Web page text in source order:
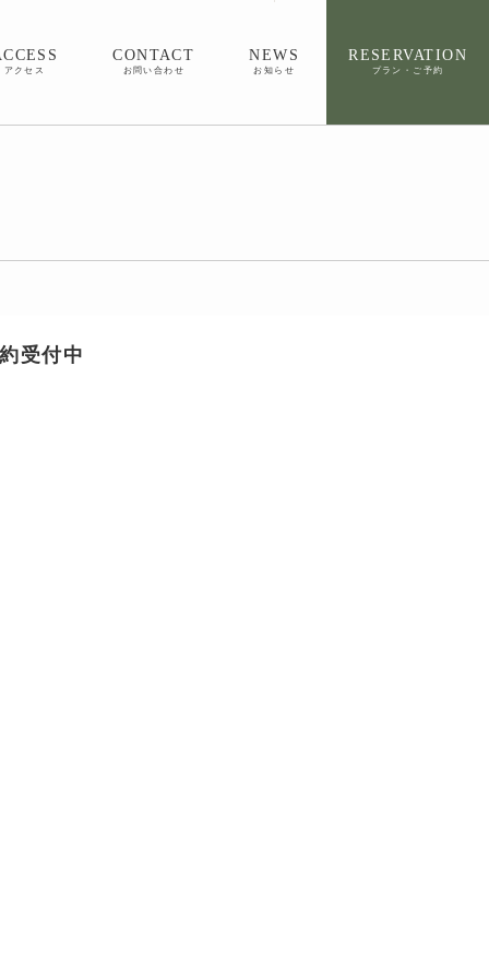
アクセス
CONTACT
お問い合わせ
NEWS
お知らせ
RESERVATION
プラン・ご予約
受付中